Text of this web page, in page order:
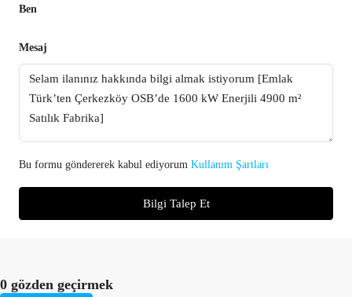
Ben
Mesaj
Bu formu göndererek kabul ediyorum Kullanım Şartları
Bilgi Talep Et
0 gözden geçirmek